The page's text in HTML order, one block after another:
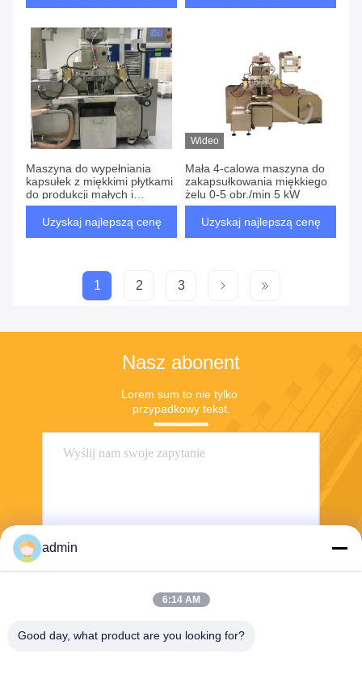
Maszyna do wypełniania
kapsułek z miękkimi płytkami
do produkcji małych i
średnich partii
Uzyskaj najlepszą cenę
Wideo
Mała 4-calowa maszyna do
zakapsułkowania miękkiego
żelu 0-5 obr./min 5 kW
Uzyskaj najlepszą cenę
1 2 3
Nasz abonent
Lorem sum to nie tylko
przypadkowy tekst.
admin
6:14 AM
Good day, what product are you looking for?